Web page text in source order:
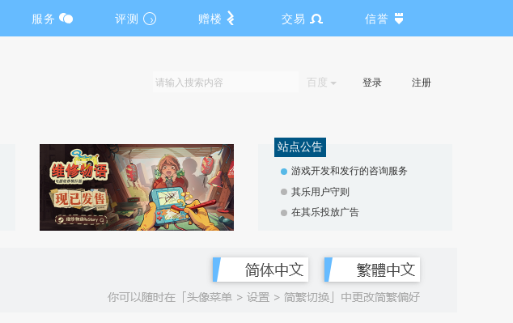
服务 评测 赠楼 交易 信誉
百度 登录 注册
站点公告
游戏开发和发行的咨询服务
其乐用户守则
在其乐投放广告